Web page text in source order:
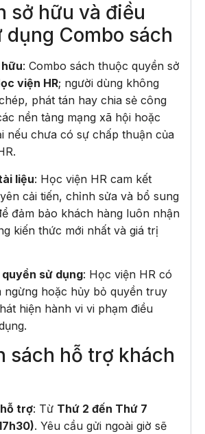
sở hữu và điều
dụng Combo sách
: Combo sách thuộc quyền sở
viện HR; người dùng không
phát tán hay chia sẻ công
nền tảng mạng xã hội hoặc
nếu chưa có sự chấp thuận của
liệu: Học viện HR cam kết
cải tiến, chỉnh sửa và bổ sung
đảm bảo khách hàng luôn nhận
kiến thức mới nhất và giá trị
sử dụng: Học viện HR có
ngừng hoặc hủy bỏ quyền truy
hiện hành vi vi phạm điều
sách hỗ trợ khách
trợ: Từ Thứ 2 đến Thứ 7
. Yêu cầu gửi ngoài giờ sẽ